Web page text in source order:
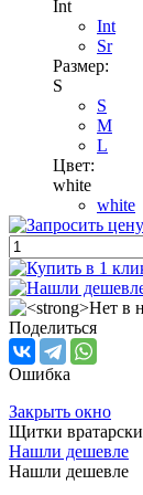
Int
Int
Sr
Размер:
S
S
M
L
Цвет:
white
white
Поделиться
Ошибка
Закрыть окно
Щитки
Нашли дешевле
Нашли дешевле